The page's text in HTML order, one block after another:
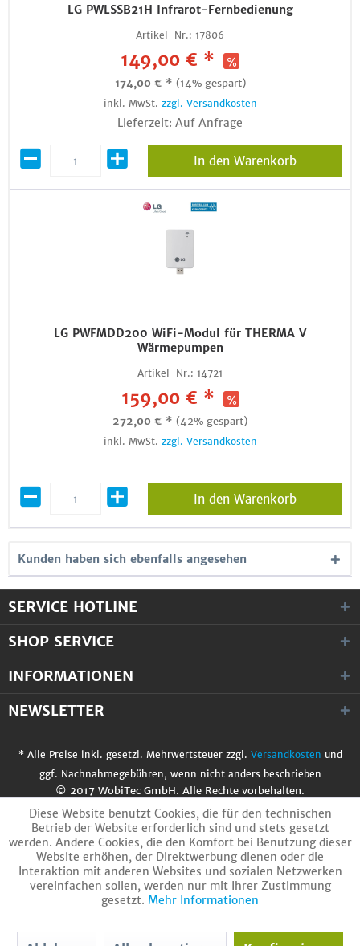
LG PWLSSB21H Infrarot-Fernbedienung
Artikel-Nr.: 17806
149,00 € *
174,00 € * (14% gespart)
inkl. MwSt. zzgl. Versandkosten
Lieferzeit: Auf Anfrage
In den Warenkorb
LG PWFMDD200 WiFi-Modul für THERMA V
Wärmepumpen
Artikel-Nr.: 14721
159,00 € *
272,00 € * (42% gespart)
inkl. MwSt. zzgl. Versandkosten
In den Warenkorb
Kunden haben sich ebenfalls angesehen
SERVICE HOTLINE
SHOP SERVICE
INFORMATIONEN
NEWSLETTER
* Alle Preise inkl. gesetzl. Mehrwertsteuer zzgl. Versandkosten und
ggf. Nachnahmegebühren, wenn nicht anders beschrieben
© 2017 WobiTec GmbH. Alle Rechte vorbehalten.
Diese Website benutzt Cookies, die für den technischen
Betrieb der Website erforderlich sind und stets gesetzt
werden. Andere Cookies, die den Komfort bei Benutzung dieser
Website erhöhen, der Direktwerbung dienen oder die
Interaktion mit anderen Websites und sozialen Netzwerken
vereinfachen sollen, werden nur mit Ihrer Zustimmung
gesetzt. Mehr Informationen